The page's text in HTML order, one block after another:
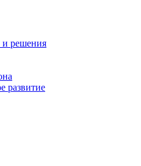
решения
развитие